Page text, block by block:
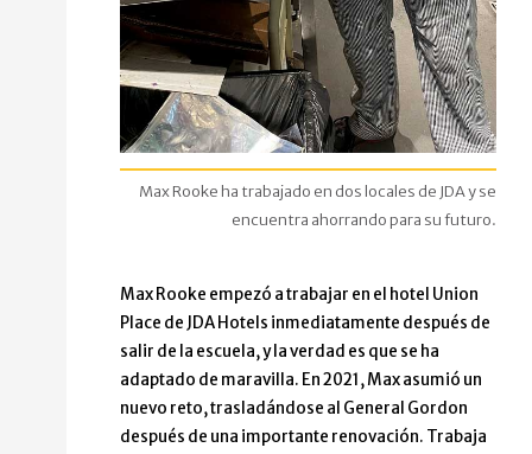
Max Rooke ha trabajado en dos locales de JDA y se
encuentra ahorrando para su futuro.
Max Rooke empezó a trabajar en el hotel Union
Place de JDA Hotels inmediatamente después de
salir de la escuela, y la verdad es que se ha
adaptado de maravilla. En 2021, Max asumió un
nuevo reto, trasladándose al General Gordon
después de una importante renovación. Trabaja